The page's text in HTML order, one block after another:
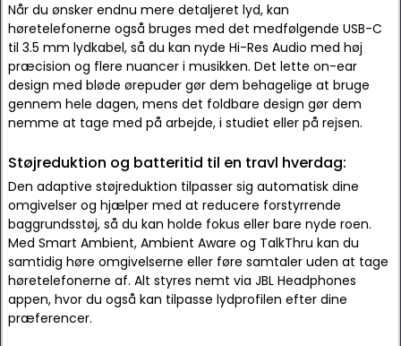
Når du ønsker endnu mere detaljeret lyd, kan
høretelefonerne også bruges med det medfølgende USB-C
til 3.5 mm lydkabel, så du kan nyde Hi-Res Audio med høj
præcision og flere nuancer i musikken. Det lette on-ear
design med bløde ørepuder gør dem behagelige at bruge
gennem hele dagen, mens det foldbare design gør dem
nemme at tage med på arbejde, i studiet eller på rejsen.
Støjreduktion og batteritid til en travl hverdag:
Den adaptive støjreduktion tilpasser sig automatisk dine
omgivelser og hjælper med at reducere forstyrrende
baggrundsstøj, så du kan holde fokus eller bare nyde roen.
Med Smart Ambient, Ambient Aware og TalkThru kan du
samtidig høre omgivelserne eller føre samtaler uden at tage
høretelefonerne af. Alt styres nemt via JBL Headphones
appen, hvor du også kan tilpasse lydprofilen efter dine
præferencer.